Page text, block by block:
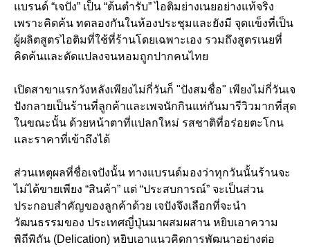
แบรนด์ “เจปัง” เป็น “ต้นตำรับ” ไอติมย่างเนยอย่างแท้จริง
เพราะคิดค้น ทดลองกันในห้องประชุมและยังมี จุดแข็งที่เป็น
ผู้ผลิตสูตรไอติมที่ใช้ที่ร้านโดยเฉพาะเอง รวมถึงสูตรเนยที่
คิดค้นและดัดแปลงจนหอมถูกปากคนไทย
เปิดสาขาแรกวังหลังเพียงไม่กี่วันก็ "ปังสมชื่อ" เพียงไม่กี่วันเจ
ปังกลายเป็นร้านที่ลูกค้าและเพจนักกินแห่กันมารีวิวมากที่สุด
ในขณะนั้น ด้วยหน้าตาที่แปลกใหม่ รสชาติที่อร่อยตะโกน
และราคาที่เข้าถึงได้
ส่วนเหตุผลที่ชื่อเจปังนั้น ทางแบรนด์มองว่าทุกวันนั้นร้านจะ
ไม่ได้ขายเพียง “สินค้า” แต่ “ประสบการณ์” จะเป็นส่วน
ประกอบสำคัญของลูกค้าด้วย เจปังจึงเลือกที่จะนำ
วัฒนธรรมของ ประเทศญี่ปุ่นมาผสมผสาน หยิบเอาความ
พิถีพิถัน (Delication) หยิบเอาแนวคิดการพัฒนาอย่างต่อ